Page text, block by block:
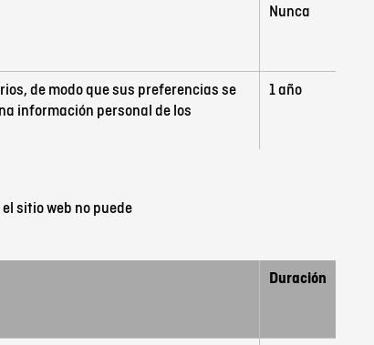
Nunca
de modo que sus preferencias se
información personal de los
1 año
sitio web no puede
Duración